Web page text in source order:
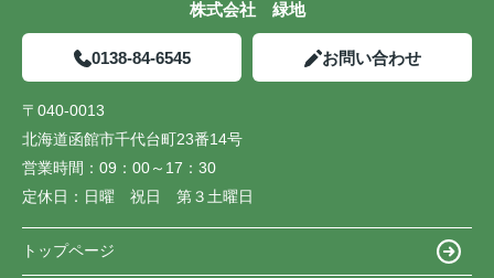
株式会社 緑地
0138-84-6545 お問い合わせ
〒040-0013
北海道函館市千代台町23番14号
営業時間： 09：00～17：30
定休日： 日曜 祝日 第３土曜日
トップページ